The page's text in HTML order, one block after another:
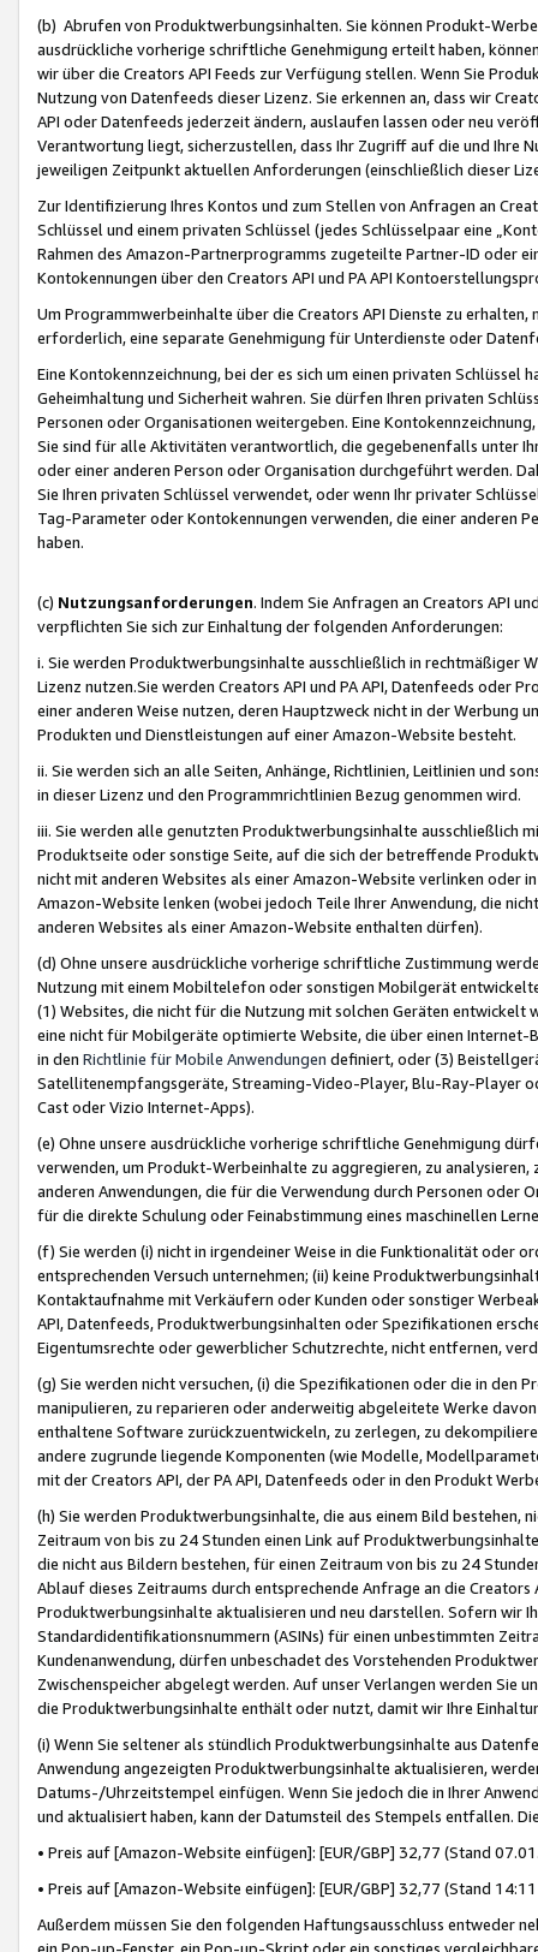
(b) Abrufen von Produktwerbungsinhalten. Sie können Produkt-
ausdrückliche vorherige schriftliche Genehmigung erteilt haben,
wir über die Creators API Feeds zur Verfügung stellen. Wenn Sie
Nutzung von Datenfeeds dieser Lizenz. Sie erkennen an, dass wir
API oder Datenfeeds jederzeit ändern, auslaufen lassen oder neu
Verantwortung liegt, sicherzustellen, dass Ihr Zugriff auf die und Ihre
jeweiligen Zeitpunkt aktuellen Anforderungen (einschließlich dieser
Zur Identifizierung Ihres Kontos und zum Stellen von Anfragen an
Schlüssel und einem privaten Schlüssel (jedes Schlüsselpaar eine
Rahmen des Amazon-Partnerprogramms zugeteilte Partner-ID oder
Kontokennungen über den Creators API und PA API
Um Programmwerbeinhalte über die Creators API Dienste zu
erforderlich, eine separate Genehmigung für Unterdienste oder
Eine Kontokennzeichnung, bei der es sich um einen privaten
Geheimhaltung und Sicherheit wahren. Sie dürfen Ihren privaten
Personen oder Organisationen weitergeben. Eine
Sie sind für alle Aktivitäten verantwortlich, die gegebenenfalls unter
oder einer anderen Person oder Organisation durchgeführt werden.
Sie Ihren privaten Schlüssel verwendet, oder wenn Ihr privater
Tag-Parameter oder Kontokennungen verwenden, die einer anderen
haben.
(c) Nutzungsanforderungen. Indem Sie Anfragen an Creators API
verpflichten Sie sich zur Einhaltung der folgenden Anforderungen:
i. Sie werden Produktwerbungsinhalte ausschließlich in rechtmäßiger
Lizenz nutzen.Sie werden Creators API und PA API, Datenfeeds oder
einer anderen Weise nutzen, deren Hauptzweck nicht in der Werbung
Produkten und Dienstleistungen auf einer Amazon-Website besteht.
ii. Sie werden sich an alle Seiten, Anhänge, Richtlinien, Leitlinien und
in dieser Lizenz und den Programmrichtlinien Bezug genommen wird.
iii. Sie werden alle genutzten Produktwerbungsinhalte ausschließlich
Produktseite oder sonstige Seite, auf die sich der betreffende
nicht mit anderen Websites als einer Amazon-Website verlinken oder
Amazon-Website lenken (wobei jedoch Teile Ihrer Anwendung, die
anderen Websites als einer Amazon-Website enthalten dürfen).
(d) Ohne unsere ausdrückliche vorherige schriftliche Zustimmung
Nutzung mit einem Mobiltelefon oder sonstigen Mobilgerät
(1) Websites, die nicht für die Nutzung mit solchen Geräten
eine nicht für Mobilgeräte optimierte Website, die über einen
in den Richtlinie für Mobile Anwendungen definiert, oder (3)
Satellitenempfangsgeräte, Streaming-Video-Player, Blu-Ray-Player
Cast oder Vizio Internet-Apps).
(e) Ohne unsere ausdrückliche vorherige schriftliche Genehmigung
verwenden, um Produkt-Werbeinhalte zu aggregieren, zu
anderen Anwendungen, die für die Verwendung durch Personen
für die direkte Schulung oder Feinabstimmung eines maschinellen
(f) Sie werden (i) nicht in irgendeiner Weise in die Funktionalität oder
entsprechenden Versuch unternehmen; (ii) keine
Kontaktaufnahme mit Verkäufern oder Kunden oder sonstiger
API, Datenfeeds, Produktwerbungsinhalten oder Spezifikationen
Eigentumsrechte oder gewerblicher Schutzrechte, nicht entfernen,
(g) Sie werden nicht versuchen, (i) die Spezifikationen oder die in
manipulieren, zu reparieren oder anderweitig abgeleitete Werke
enthaltene Software zurückzuentwickeln, zu zerlegen, zu
andere zugrunde liegende Komponenten (wie Modelle,
mit der Creators API, der PA API, Datenfeeds oder in den Produkt
(h) Sie werden Produktwerbungsinhalte, die aus einem Bild bestehen,
Zeitraum von bis zu 24 Stunden einen Link auf
die nicht aus Bildern bestehen, für einen Zeitraum von bis zu 24
Ablauf dieses Zeitraums durch entsprechende Anfrage an die
Produktwerbungsinhalte aktualisieren und neu darstellen. Sofern wir
Standardidentifikationsnummern (ASINs) für einen unbestimmten
Kundenanwendung, dürfen unbeschadet des Vorstehenden
Zwischenspeicher abgelegt werden. Auf unser Verlangen werden Sie
die Produktwerbungsinhalte enthält oder nutzt, damit wir Ihre
(i) Wenn Sie seltener als stündlich Produktwerbungsinhalte aus
Anwendung angezeigten Produktwerbungsinhalte aktualisieren,
Datums-/Uhrzeitstempel einfügen. Wenn Sie jedoch die in Ihrer
und aktualisiert haben, kann der Datumsteil des Stempels entfallen.
• Preis auf [Amazon-Website einfügen]: [EUR/GBP] 32,77 (Stand
• Preis auf [Amazon-Website einfügen]: [EUR/GBP] 32,77 (Stand
Außerdem müssen Sie den folgenden Haftungsausschluss entweder
ein Pop-up-Fenster, ein Pop-up-Skript oder ein sonstiges